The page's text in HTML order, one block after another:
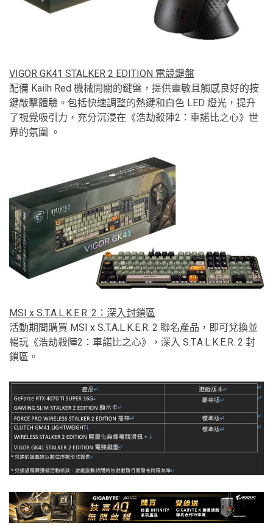
VIGOR GK41 STALKER 2 EDITION 電競鍵盤
配備 Kailh Red 機械開關的鍵盤，提供靈敏且觸感良好的按
鍵敲擊體驗。包括快速調整的熱鍵和白色 LED 燈光，提升
了視覺吸引力，充分沉浸在《浩劫殺陣2：車諾比之心》世
界的氛圍 。
MSI x S.T.A.L.K.E.R. 2：深入封鎖區
活動期間購買 MSI x S.T.A.L.K.E.R. 2 聯名產品，即可兌換並
暢玩《浩劫殺陣2：車諾比之心》，深入 S.T.A.L.K.E.R. 2 封
鎖區。